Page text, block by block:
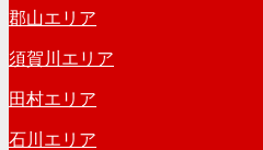
郡山エリア
須賀川エリア
田村エリア
石川エリア